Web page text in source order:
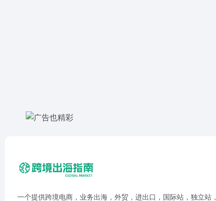
一个提供跨境电商，业务出海，外贸，进出口，国际站，独立站，